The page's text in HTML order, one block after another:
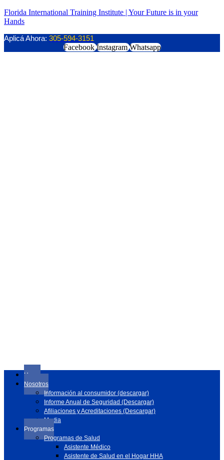
Florida International Training Institute | Your Future is in your
Hands
Aplicá Ahora: 305-594-3151
Facebook Instagram Whatsapp
Home
Nosotros
Información al consumidor (descargar)
Informe Anual de Seguridad (Descargar)
Afiliaciones y Acreditaciones (Descargar)
Media
Programas
Programas de Salud
Asistente Médico
Asistente de Salud en el Hogar HHA